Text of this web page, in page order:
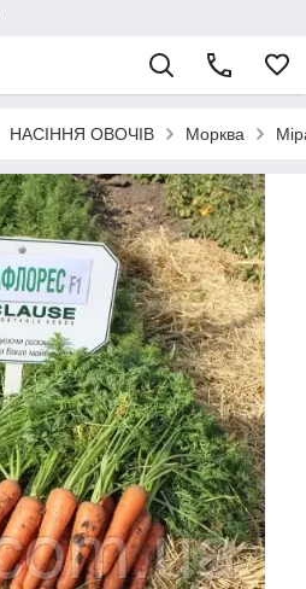
НАСІННЯ ОВОЧІВ Морква